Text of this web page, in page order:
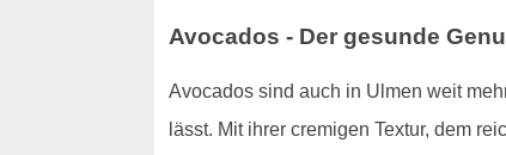
Avocados - Der gesunde
Avocados sind auch in Ulmen weit
lässt. Mit ihrer cremigen Textur, dem